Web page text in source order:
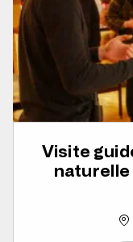
Visite
naturelle